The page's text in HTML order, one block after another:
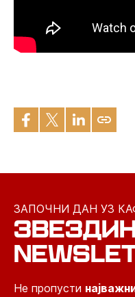
ЗАПОЧНИ ДАН УЗ
Не пропусти